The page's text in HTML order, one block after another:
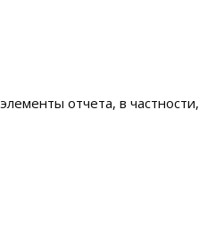
отчета, в частности,